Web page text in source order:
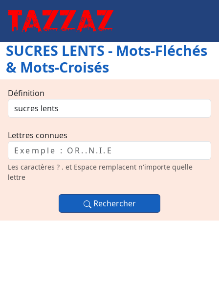
SUCRES LENTS - Mots-Fléchés
& Mots-Croisés
Définition
Lettres connues
Les caractères ? . et Espace remplacent n'importe quelle
lettre
Rechercher